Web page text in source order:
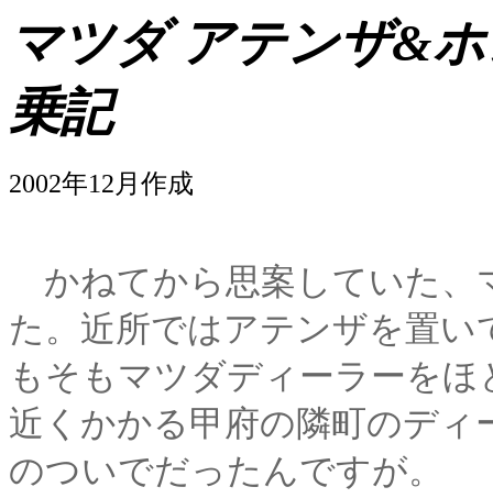
マツダ アテンザ&
乗記
2002年12月作成
かねてから思案していた、
た。近所ではアテンザを置
もそもマツダディーラーを
近くかかる甲府の隣町のデ
のついでだったんですが。